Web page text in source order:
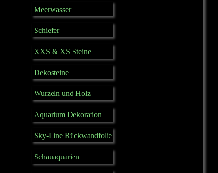
Meerwasser
Schiefer
XXS & XS Steine
Dekosteine
Wurzeln und Holz
Aquarium Dekoration
Sky-Line Rückwandfolie
Schauaquarien